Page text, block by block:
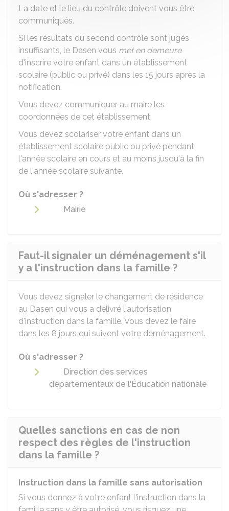
La date et le lieu du contrôle doivent vous être
communiqués.
Si les résultats du second contrôle sont jugés
insuffisants, le Dasen vous met en demeure
d'inscrire votre enfant dans un établissement
scolaire (public ou privé) dans les 15 jours après la
notification.
Vous devez communiquer au maire les
coordonnées de cet établissement.
Vous devez scolariser votre enfant dans un
établissement scolaire public ou privé pendant
l'année scolaire en cours et au moins jusqu'à la fin
de l'année scolaire suivante.
Où s'adresser ?
Mairie
Faut-il signaler un déménagement s'il
y a l'instruction dans la famille ?
Vous devez signaler le changement de résidence
au Dasen qui vous a délivré l'autorisation
d'instruction dans la famille. Vous devez le faire
dans les 8 jours qui suivent votre déménagement.
Où s'adresser ?
Direction des services
départementaux de l'Éducation nationale
Quelles sanctions en cas de non
respect des règles de l'instruction
dans la famille ?
Instruction dans la famille sans autorisation
Si vous donnez à votre enfant l'instruction dans la